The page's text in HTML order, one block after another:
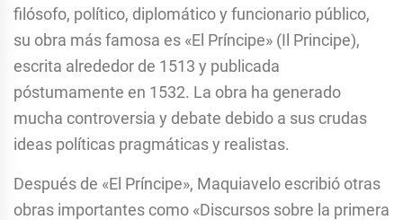
filósofo, político, diplomático y funcionario público,
su obra más famosa es «El Príncipe» (Il Principe),
escrita alrededor de 1513 y publicada
póstumamente en 1532. La obra ha generado
mucha controversia y debate debido a sus crudas
ideas políticas pragmáticas y realistas.
Después de «El Príncipe», Maquiavelo escribió otras
obras importantes como «Discursos sobre la primera